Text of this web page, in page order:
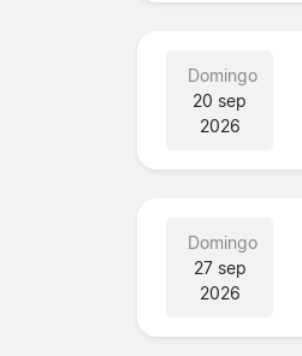
Domingo
20 sep
2026
Domingo
27 sep
2026